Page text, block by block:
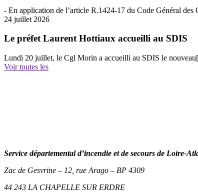
- En​​ application de l’article R.1424-17 du Code Général
24 juillet 2026
Le préfet Laurent Hottiaux accueilli au SDIS
Lundi 20 juillet, le Cgl Morin a accueilli au SDIS le
Voir toutes les
Service départemental d’incendie et de secours de Loire-
Zac de Gesvrine – 12, rue Arago – BP 4309
44 243 LA CHAPELLE SUR ERDRE